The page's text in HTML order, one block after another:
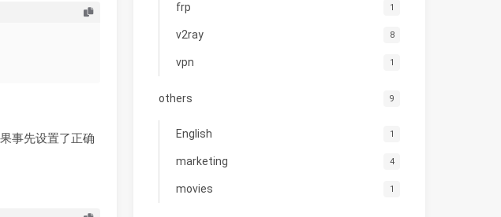
事先设置了正确
frp 1
v2ray 8
vpn 1
others 9
English 1
marketing 4
movies 1